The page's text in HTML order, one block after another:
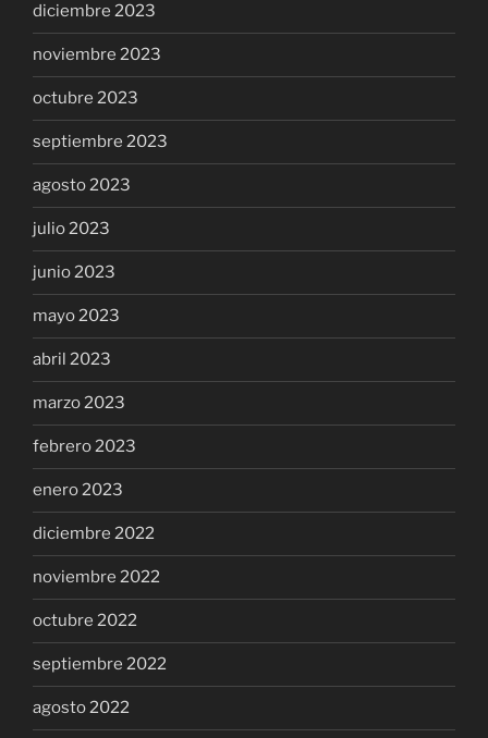
diciembre 2023
noviembre 2023
octubre 2023
septiembre 2023
agosto 2023
julio 2023
junio 2023
mayo 2023
abril 2023
marzo 2023
febrero 2023
enero 2023
diciembre 2022
noviembre 2022
octubre 2022
septiembre 2022
agosto 2022